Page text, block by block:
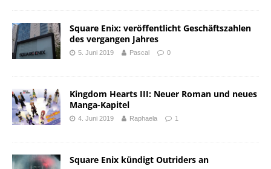
Square Enix: veröffentlicht Geschäftszahlen
des vergangen Jahres
5. Juni 2019 Pascal 0
Kingdom Hearts III: Neuer Roman und neues
Manga-Kapitel
4. Juni 2019 Raphaela 1
Square Enix kündigt Outriders an